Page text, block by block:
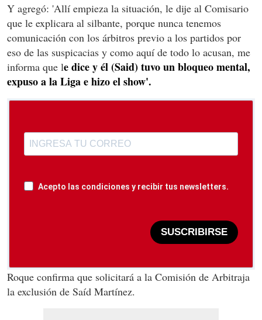
Y agregó: 'Allí empieza la situación, le dije al Comisario
que le explicara al silbante, porque nunca tenemos
comunicación con los árbitros previo a los partidos por
eso de las suspicacias y como aquí de todo lo acusan, me
informa que le dice y él (Said) tuvo un bloqueo mental,
expuso a la Liga e hizo el show'.
Acepto las condiciones y recibir tus newsletters.
SUSCRIBIRSE
Roque confirma que solicitará a la Comisión de Arbitraja
la exclusión de Saíd Martínez.